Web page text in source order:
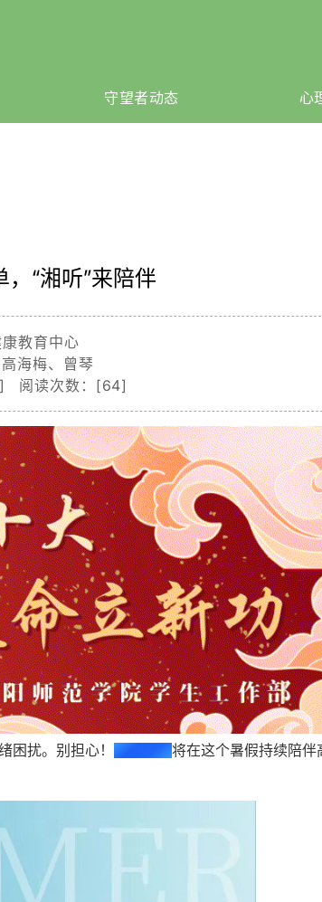
守望者动态 心
“湘听”来陪伴
教育中心
海梅、曾琴
阅读次数：[64]
困扰。别担心！ 将在这个暑假持续陪